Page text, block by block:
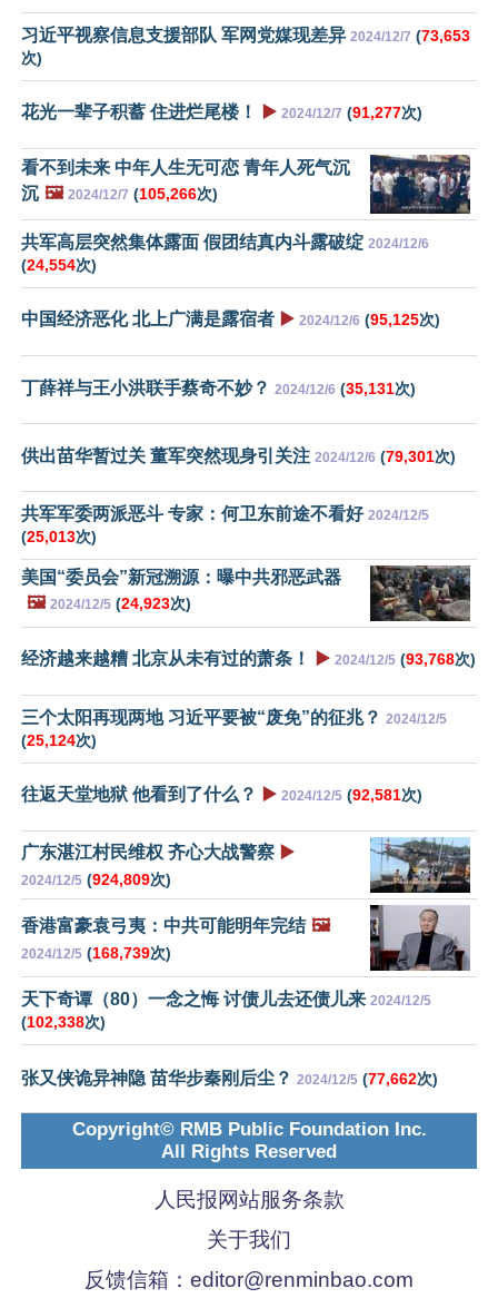
习近平视察信息支援部队 军网党媒现差异 2024/12/7 (73,653
次)
花光一辈子积蓄 住进烂尾楼！ ▶️ 2024/12/7 (91,277次)
看不到未来 中年人生无可恋 青年人死气沉
沉 🖼️ 2024/12/7 (105,266次)
共军高层突然集体露面 假团结真内斗露破绽 2024/12/6
(24,554次)
中国经济恶化 北上广满是露宿者 ▶️ 2024/12/6 (95,125次)
丁薛祥与王小洪联手蔡奇不妙？ 2024/12/6 (35,131次)
供出苗华暂过关 董军突然现身引关注 2024/12/6 (79,301次)
共军军委两派恶斗 专家：何卫东前途不看好 2024/12/5
(25,013次)
美国“委员会”新冠溯源：曝中共邪恶武器
🖼️ 2024/12/5 (24,923次)
经济越来越糟 北京从未有过的萧条！ ▶️ 2024/12/5 (93,768次)
三个太阳再现两地 习近平要被“废免”的征兆？ 2024/12/5
(25,124次)
往返天堂地狱 他看到了什么？ ▶️ 2024/12/5 (92,581次)
广东湛江村民维权 齐心大战警察 ▶️
2024/12/5 (924,809次)
香港富豪袁弓夷：中共可能明年完结 🖼️
2024/12/5 (168,739次)
天下奇谭（80）一念之悔 讨债儿去还债儿来 2024/12/5
(102,338次)
张又侠诡异神隐 苗华步秦刚后尘？ 2024/12/5 (77,662次)
Copyright© RMB Public Foundation Inc.
All Rights Reserved
人民报网站服务条款
关于我们
反馈信箱： editor@renminbao.com